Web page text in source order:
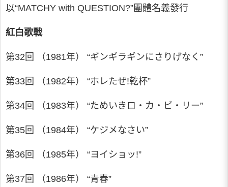
以“MATCHY with QUESTION?”團體名義發行
紅白歌戰
第32回 （1981年） “ギンギラギンにさりげなく”
第33回 （1982年） “ホレたぜ!乾杯”
第34回 （1983年） “ためいきロ・カ・ビ・リー”
第35回 （1984年） “ケジメなさい”
第36回 （1985年） “ヨイショッ!”
第37回 （1986年） “青春”